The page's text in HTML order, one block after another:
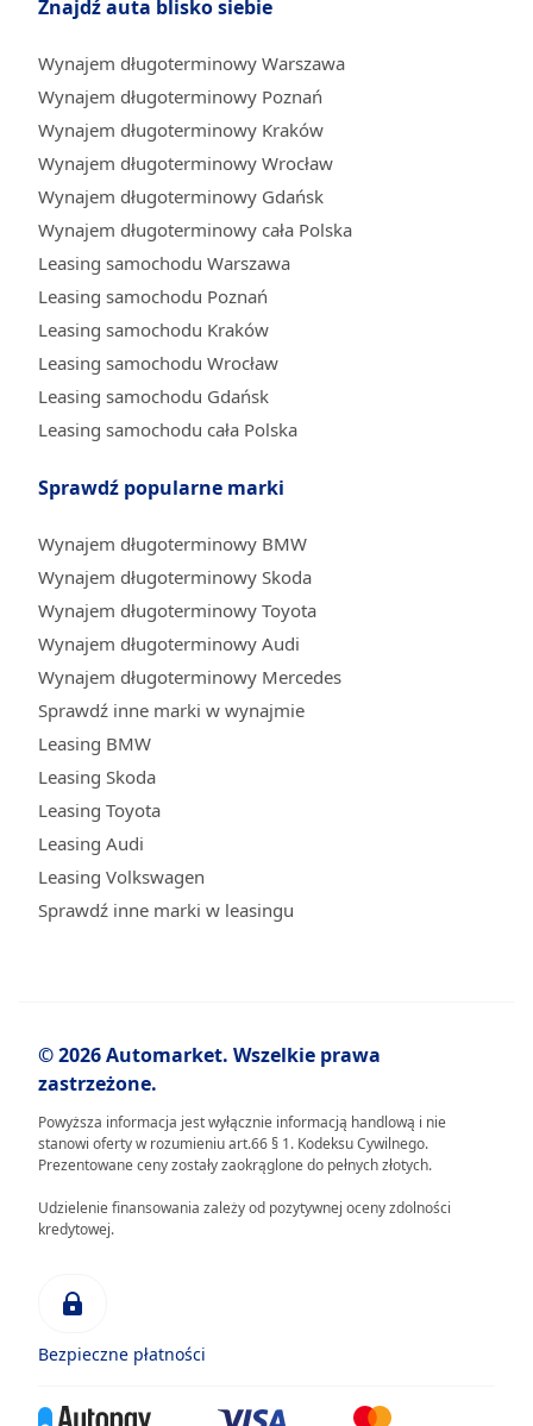
Znajdź auta blisko siebie
Wynajem długoterminowy Warszawa
Wynajem długoterminowy Poznań
Wynajem długoterminowy Kraków
Wynajem długoterminowy Wrocław
Wynajem długoterminowy Gdańsk
Wynajem długoterminowy cała Polska
Leasing samochodu Warszawa
Leasing samochodu Poznań
Leasing samochodu Kraków
Leasing samochodu Wrocław
Leasing samochodu Gdańsk
Leasing samochodu cała Polska
Sprawdź popularne marki
Wynajem długoterminowy BMW
Wynajem długoterminowy Skoda
Wynajem długoterminowy Toyota
Wynajem długoterminowy Audi
Wynajem długoterminowy Mercedes
Sprawdź inne marki w wynajmie
Leasing BMW
Leasing Skoda
Leasing Toyota
Leasing Audi
Leasing Volkswagen
Sprawdź inne marki w leasingu
© 2026 Automarket. Wszelkie prawa
zastrzeżone.
Powyższa informacja jest wyłącznie informacją handlową i nie
stanowi oferty w rozumieniu art.66 § 1. Kodeksu Cywilnego.
Prezentowane ceny zostały zaokrąglone do pełnych złotych.
Udzielenie finansowania zależy od pozytywnej oceny zdolności
kredytowej.
Bezpieczne płatności